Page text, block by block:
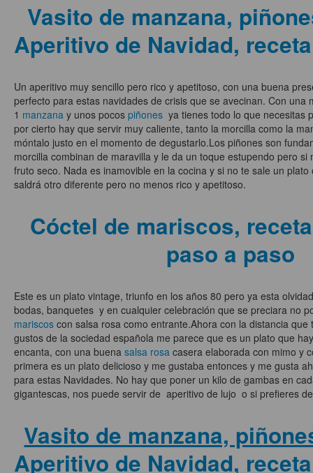
Vasito de manzana,
Aperitivo de Navidad,
Un aperitivo muy sencillo pero rico y apetitoso, con una buena
perfecto para estas navidades de crisis que se avecinan. Con una
1 manzana y unos pocos piñones ya tienes todo lo que necesitas
por cierto hay que servir muy caliente, tanto la morcilla como la
móntalo justo en el momento de degustarlo.Los piñones son
morcilla combinan de maravilla y le da un toque estupendo pero
fruto seco. Nada es inamovible en la cocina y si no te sale un
saldrá otro diferente pero no menos rico y apetitoso.
Cóctel de mariscos,
paso a paso
Este es un plato vintage, triunfo en los años 80 pero ya esta
bodas, banquetes y en cualquier celebración que se preciara no
mariscos con salsa rosa como entrante.Ahora con la distancia
gustos de la sociedad española me parece que es un plato que
encanta, con una buena salsa rosa casera elaborada con mimo y
primera es un plato delicioso y me gustaba entonces y me gusta
para estas Navidades. No hay que poner un kilo de gambas en
gigantescas, nos puede servir de aperitivo de lujo o si prefieres
Vasito de manzana,
Aperitivo de Navidad,